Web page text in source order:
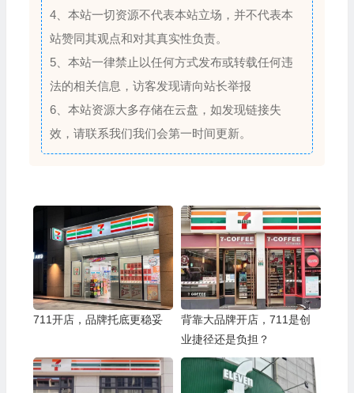
4、本站一切资源不代表本站立场，并不代表本
站赞同其观点和对其真实性负责。
5、本站一律禁止以任何方式发布或转载任何违
法的相关信息，访客发现请向站长举报
6、本站资源大多存储在云盘，如发现链接失
效，请联系我们我们会第一时间更新。
711开店，品牌托底更稳妥
背靠大品牌开店，711是创
业捷径还是负担？